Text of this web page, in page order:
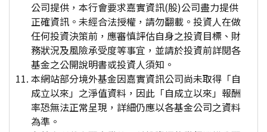
公司提供，本行會要求嘉實資訊(股)公司盡力提供
正確資訊。未經合法授權，請勿翻載。投資人在做
任何投資決策前，應審慎評估自身之投資目標、財
務狀況及風險承受度等事宜，並請於投資前詳閱各
基金之公開說明書或投資人須知。
本網站部分境外基金因嘉實資訊公司尚未取得「自
成立以來」之淨值資料，因此「自成立以來」報酬
率恐無法正常呈現，詳細仍應以各基金公司之資料
為準。